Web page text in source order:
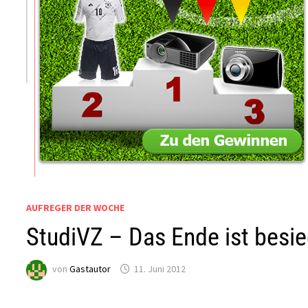
AUFREGER DER WOCHE
StudiVZ – Das Ende ist
vonGastautor 11. Juni 2012